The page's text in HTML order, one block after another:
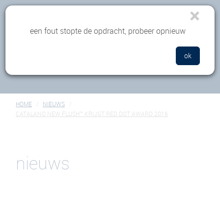
menu
HOME
NIEUWS
CATALANO NEW FLUSH™ KRIJGT RED DOT AWARD 2016
nieuws
×
een fout stopte de opdracht, probeer opnieuw
ok